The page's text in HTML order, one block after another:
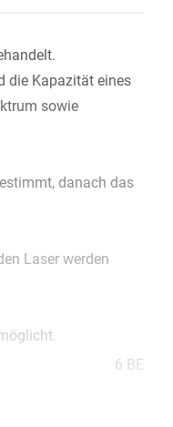
die Kapazität eines
sowie
danach das
Laser werden
6 BE